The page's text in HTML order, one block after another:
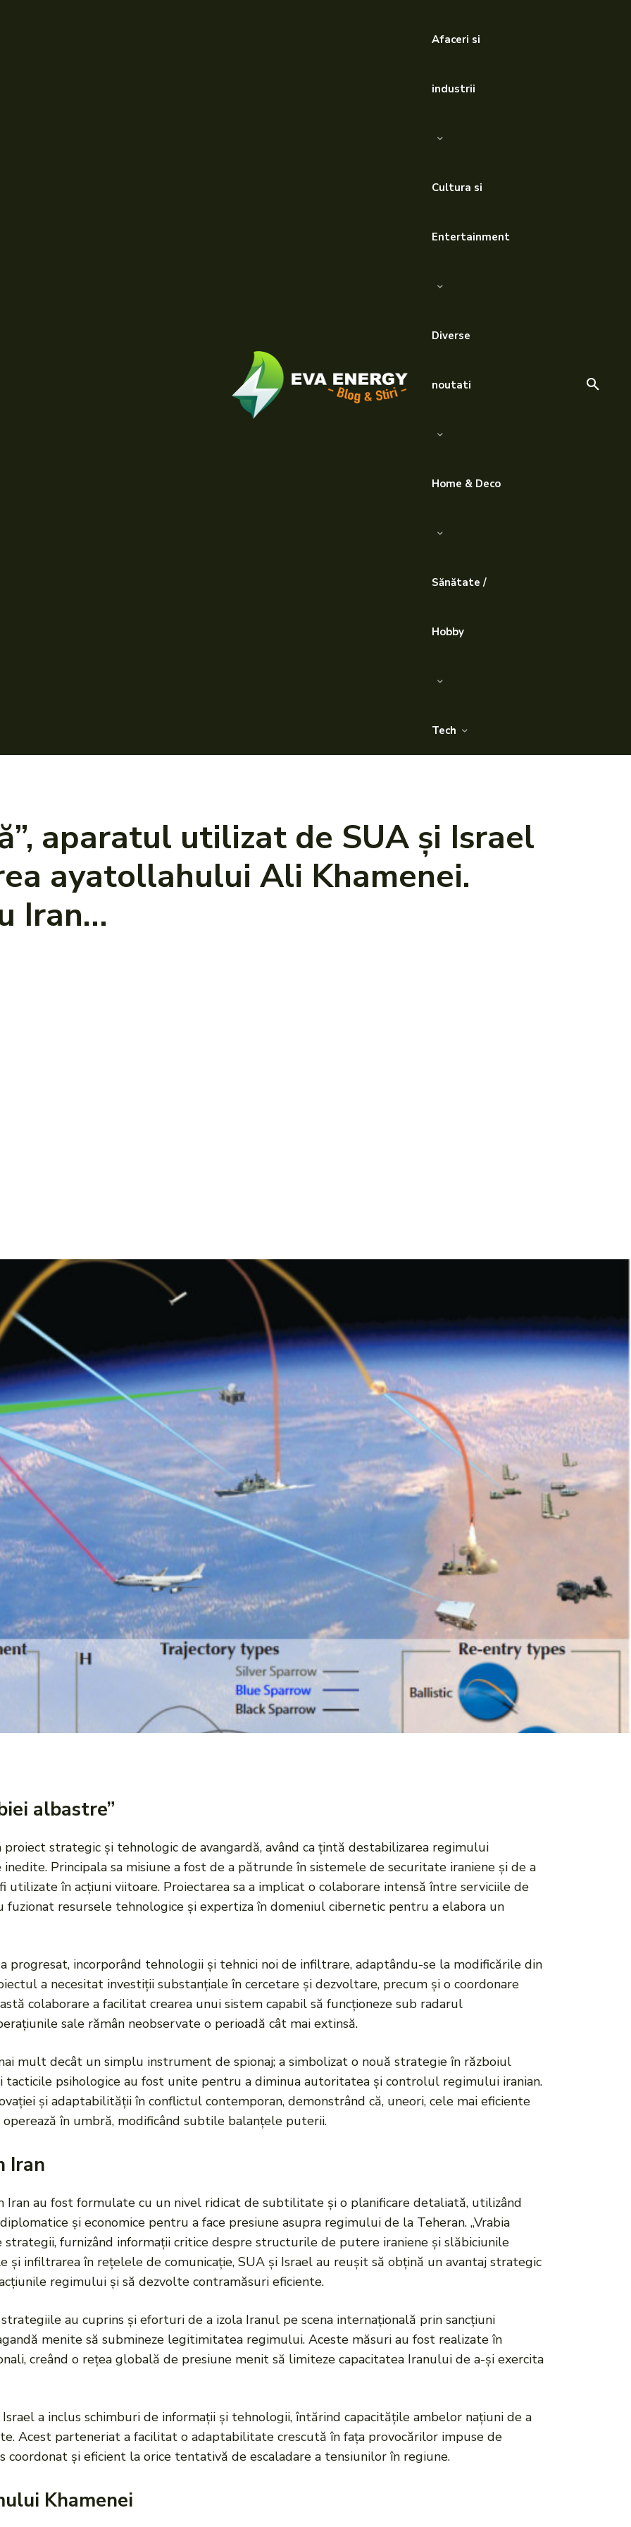
Afaceri si
industrii
Cultura si
Entertainment
Diverse
noutati
Home & Deco
Sănătate /
Hobby
Tech
aparatul utilizat de SUA și Israel
ayatollahului Ali Khamenei.
Iran…
albastre”
proiect strategic și tehnologic de avangardă, având ca țintă destabilizarea regimului
Principala sa misiune a fost de a pătrunde în sistemele de securitate iraniene și de a
utilizate în acțiuni viitoare. Proiectarea sa a implicat o colaborare intensă între serviciile de
fuzionat resursele tehnologice și expertiza în domeniul cibernetic pentru a elabora un
progresat, incorporând tehnologii și tehnici noi de infiltrare, adaptându-se la modificările din
a necesitat investiții substanțiale în cercetare și dezvoltare, precum și o coordonare
colaborare a facilitat crearea unui sistem capabil să funcționeze sub radarul
sale rămân neobservate o perioadă cât mai extinsă.
mult decât un simplu instrument de spionaj; a simbolizat o nouă strategie în războiul
tacticile psihologice au fost unite pentru a diminua autoritatea și controlul regimului iranian.
și adaptabilității în conflictul contemporan, demonstrând că, uneori, cele mai eficiente
în umbră, modificând subtile balanțele puterii.
Iran
au fost formulate cu un nivel ridicat de subtilitate și o planificare detaliată, utilizând
și economice pentru a face presiune asupra regimului de la Teheran. „Vrabia
strategii, furnizând informații critice despre structurile de putere iraniene și slăbiciunile
și infiltrarea în rețelele de comunicație, SUA și Israel au reușit să obțină un avantaj strategic
regimului și să dezvolte contramăsuri eficiente.
au cuprins și eforturi de a izola Iranul pe scena internațională prin sancțiuni
menite să submineze legitimitatea regimului. Aceste măsuri au fost realizate în
creând o rețea globală de presiune menit să limiteze capacitatea Iranului de a-și exercita
a inclus schimburi de informații și tehnologii, întărind capacitățile ambelor națiuni de a
Acest parteneriat a facilitat o adaptabilitate crescută în fața provocărilor impuse de
coordonat și eficient la orice tentativă de escaladare a tensiunilor în regiune.
Khamenei